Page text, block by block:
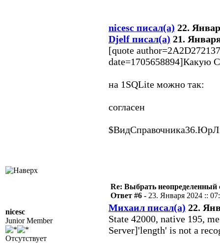
nicesc писал(а) 22.
Djelf писал(а) 21.
[quote
date=1705658894]Какую
на 1SQLite можно так:
согласен
nicesc
Junior Member
Отсутствует
Re: Выбрать неопределенный
Ответ #6 - 23. Января 2024 ::
Михаил писал(а) 22.
State 42000, native 195,
Server]'length' is not a